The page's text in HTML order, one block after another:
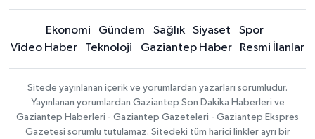
Ekonomi Gündem Sağlık Siyaset
Spor
Video Haber
Teknoloji Gaziantep Haber Resmi İlanlar
Sitede yayınlanan içerik ve yorumlardan yazarları sorumludur.
Yayınlanan yorumlardan Gaziantep Son Dakika Haberleri ve
Gaziantep Haberleri - Gaziantep Gazeteleri - Gaziantep Ekspres
Gazetesi sorumlu tutulamaz. Sitedeki tüm harici linkler ayrı bir